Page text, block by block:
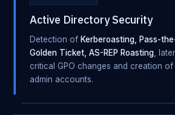
Active Directory Security
Detection of Kerberoasting, Pass-
Golden Ticket, AS-REP Roasting ,
critical GPO changes and creation
admin accounts.